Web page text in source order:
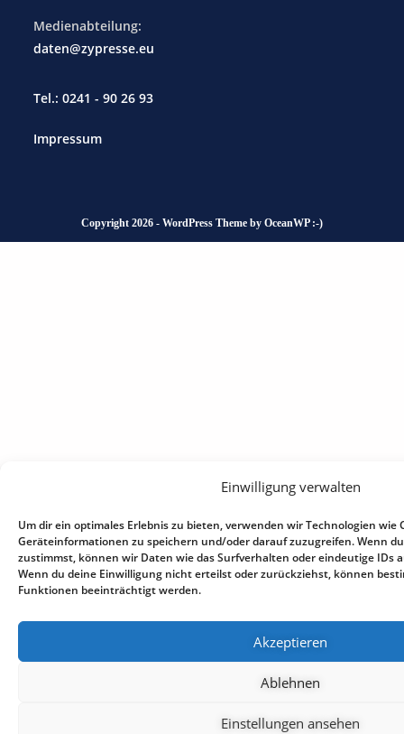
Einwilligung verwalten
Um dir ein optimales Erlebnis zu bieten, verwenden wir Technologien wie
Geräteinformationen zu speichern und/oder darauf zuzugreifen. Wenn
zustimmst, können wir Daten wie das Surfverhalten oder eindeutige IDs
Wenn du deine Einwilligung nicht erteilst oder zurückziehst, können
Funktionen beeinträchtigt werden.
Akzeptieren
Ablehnen
Einstellungen ansehen
Medienabteilung:
daten@zypresse.eu
Tel.: 0241 - 90 26 93
Impressum
Copyright 2026 - WordPress Theme by OceanWP :-)